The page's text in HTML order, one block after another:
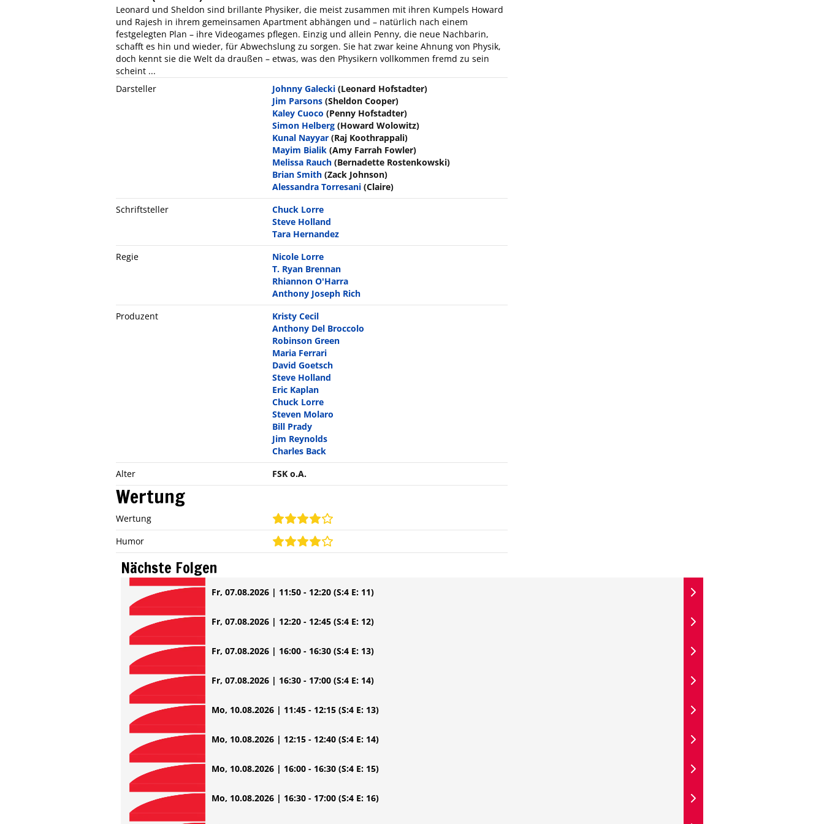
Leonard und Sheldon sind brillante Physiker, die meist zusammen mit ihren Kumpels Howard
und Rajesh in ihrem gemeinsamen Apartment abhängen und – natürlich nach einem
festgelegten Plan – ihre Videogames pflegen. Einzig und allein Penny, die neue Nachbarin,
schafft es hin und wieder, für Abwechslung zu sorgen. Sie hat zwar keine Ahnung von Physik,
doch kennt sie die Welt da draußen – etwas, was den Physikern vollkommen fremd zu sein
scheint ...
Darsteller
Johnny Galecki (Leonard Hofstadter)
Jim Parsons (Sheldon Cooper)
Kaley Cuoco (Penny Hofstadter)
Simon Helberg (Howard Wolowitz)
Kunal Nayyar (Raj Koothrappali)
Mayim Bialik (Amy Farrah Fowler)
Melissa Rauch (Bernadette Rostenkowski)
Brian Smith (Zack Johnson)
Alessandra Torresani (Claire)
Schriftsteller
Chuck Lorre
Steve Holland
Tara Hernandez
Regie
Nicole Lorre
T. Ryan Brennan
Rhiannon O'Harra
Anthony Joseph Rich
Produzent
Kristy Cecil
Anthony Del Broccolo
Robinson Green
Maria Ferrari
David Goetsch
Steve Holland
Eric Kaplan
Chuck Lorre
Steven Molaro
Bill Prady
Jim Reynolds
Charles Back
Alter
FSK o.A.
Wertung
Wertung
Humor
Nächste Folgen
Fr, 07.08.2026 | 11:50 - 12:20 (S:4 E: 11)
Fr, 07.08.2026 | 12:20 - 12:45 (S:4 E: 12)
Fr, 07.08.2026 | 16:00 - 16:30 (S:4 E: 13)
Fr, 07.08.2026 | 16:30 - 17:00 (S:4 E: 14)
Mo, 10.08.2026 | 11:45 - 12:15 (S:4 E: 13)
Mo, 10.08.2026 | 12:15 - 12:40 (S:4 E: 14)
Mo, 10.08.2026 | 16:00 - 16:30 (S:4 E: 15)
Mo, 10.08.2026 | 16:30 - 17:00 (S:4 E: 16)